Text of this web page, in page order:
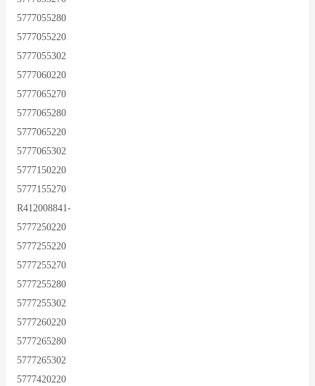
5777055280
5777055220
5777055302
5777060220
5777065270
5777065280
5777065220
5777065302
5777150220
5777155270
R412008841-
5777250220
5777255220
5777255270
5777255280
5777255302
5777260220
5777265280
5777265302
5777420220